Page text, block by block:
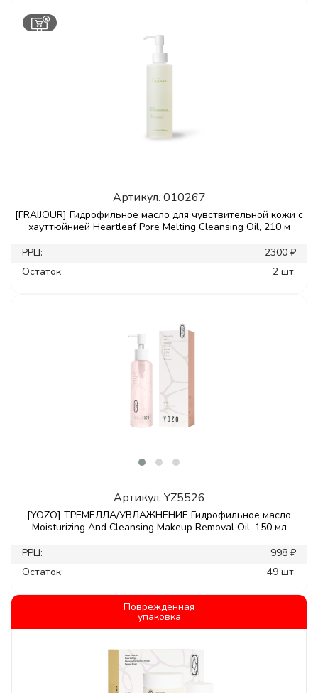
Артикул. 010267
[FRAIJOUR] Гидрофильное масло для чувствительной кожи с
хауттюйнией Heartleaf Pore Melting Cleansing Oil, 210 м
РРЦ:
2300 ₽
Остаток:
2 шт.
Артикул. YZ5526
[YOZO] ТРЕМЕЛЛА/УВЛАЖНЕНИЕ Гидрофильное масло
Moisturizing And Cleansing Makeup Removal Oil, 150 мл
РРЦ:
998 ₽
Остаток:
49 шт.
Поврежденная
упаковка